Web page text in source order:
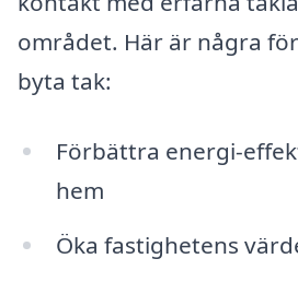
området. Här är några
byta tak:
Förbättra energi-
hem
Öka fastighetens